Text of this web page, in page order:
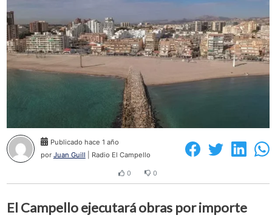
Publicado hace 1 año
por Juan Guill | Radio El Campello
0 0
El Campello ejecutará obras por importe